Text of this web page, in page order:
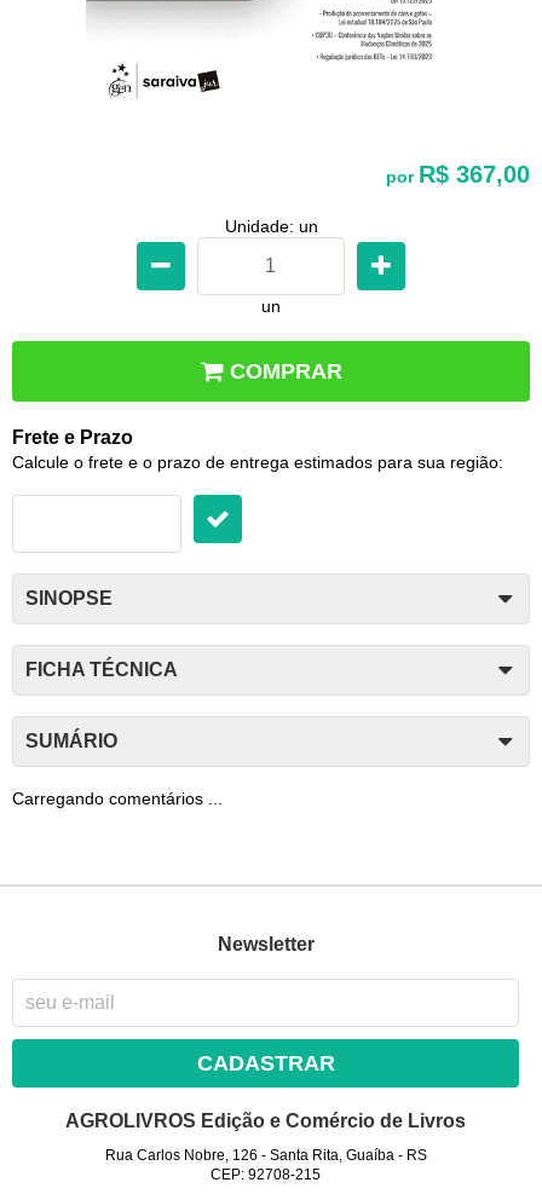
por R$ 367,00
Unidade: un
un
COMPRAR
Frete e Prazo
Calcule o frete e o prazo de entrega estimados para sua região:
SINOPSE
FICHA TÉCNICA
SUMÁRIO
Carregando comentários ...
Newsletter
CADASTRAR
AGROLIVROS Edição e Comércio de Livros
Rua Carlos Nobre, 126 - Santa Rita, Guaíba- RS
CEP: 92708-215